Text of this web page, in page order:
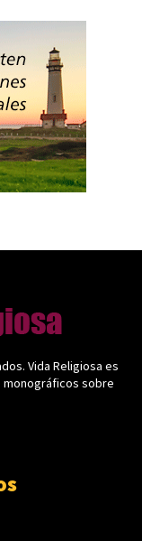
Vida Religiosa es
monográficos sobre